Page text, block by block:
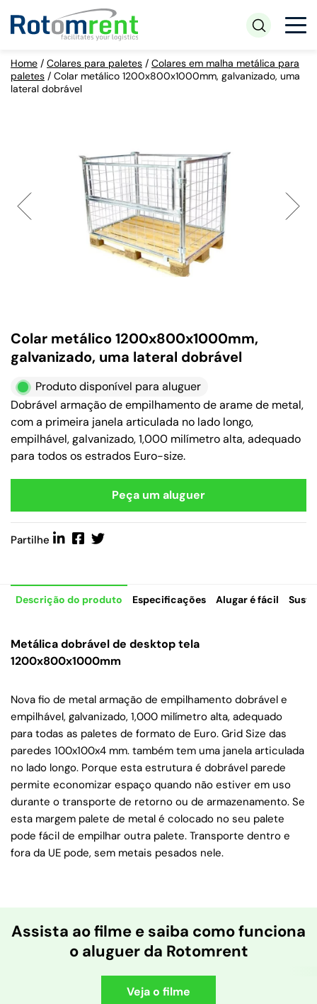
Home / Colares para paletes / Colares em malha metálica para
paletes / Colar metálico 1200x800x1000mm, galvanizado, uma
lateral dobrável
Colar metálico 1200x800x1000mm,
galvanizado, uma lateral dobrável
Produto disponível para aluguer
Dobrável armação de empilhamento de arame de metal,
com a primeira janela articulada no lado longo,
empilhável, galvanizado, 1,000 milímetro alta, adequado
para todos os estrados Euro-size.
Peça um aluguer
Partilhe
Descrição do produto Especificações Alugar é fácil
Metálica dobrável de desktop tela
1200x800x1000mm
Nova fio de metal armação de empilhamento dobrável e
empilhável, galvanizado, 1,000 milímetro alta, adequado
para todas as paletes de formato de Euro. Grid Size das
paredes 100x100x4 mm. também tem uma janela articulada
no lado longo. Porque esta estrutura é dobrável parede
permite economizar espaço quando não estiver em uso
durante o transporte de retorno ou de armazenamento. Se
esta margem palete de metal é colocado no seu palete
pode fácil de empilhar outra palete. Transporte dentro e
fora da UE pode, sem metais pesados ​​nele.
Assista ao filme e saiba como funciona
o aluguer da Rotomrent
Veja o filme